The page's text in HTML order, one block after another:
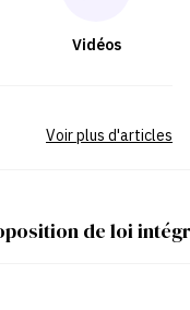
Vidéos
de loi
Voir plus d'articles